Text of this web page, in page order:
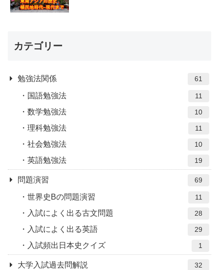
カテゴリー
勉強法関係 61
国語勉強法 11
数学勉強法 10
理科勉強法 11
社会勉強法 10
英語勉強法 19
問題演習 69
世界史Bの問題演習 11
入試によく出る古文問題 28
入試によく出る英語 29
入試頻出日本史クイズ 1
大学入試過去問解説 32